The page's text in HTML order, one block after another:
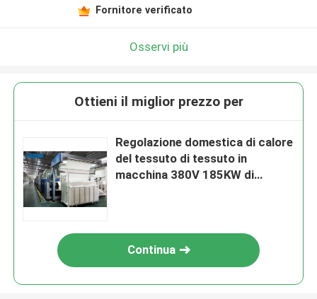
Fornitore verificato
Osservi più
Ottieni il miglior prezzo per
Regolazione domestica di calore
del tessuto di tessuto in
macchina 380V 185KW di
Continua